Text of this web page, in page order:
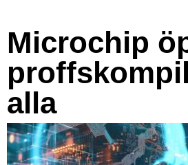
Microchip
alla